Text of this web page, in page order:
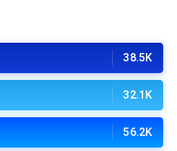
38.5K
32.1K
56.2K